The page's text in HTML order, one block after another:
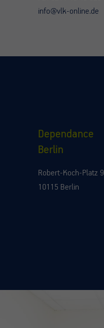
info@vlk-online.de
Dependance
Berlin
Robert-Koch-Platz 9
10115 Berlin